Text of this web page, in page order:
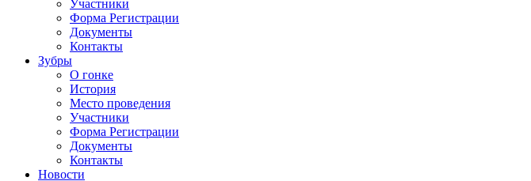
Участники
Форма Регистрации
Документы
Контакты
Зубры
О гонке
История
Место проведения
Участники
Форма Регистрации
Документы
Контакты
Новости